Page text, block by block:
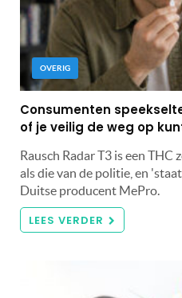
OVERIG
Consumenten
of je veilig de weg op
Rausch Radar T3 is een
als die van de politie, en
Duitse producent MePro.
LEES VERDER